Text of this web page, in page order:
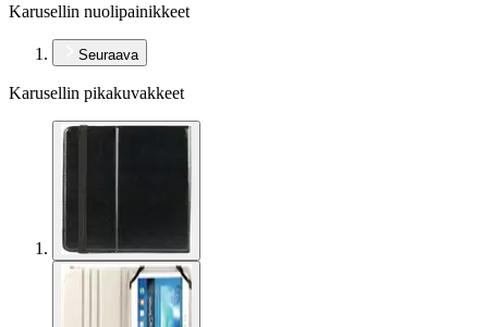
Karusellin nuolipainikkeet
Seuraava
Karusellin pikakuvakkeet